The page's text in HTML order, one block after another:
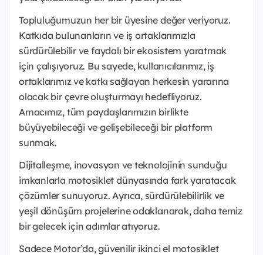
Topluluğumuzun her bir üyesine değer veriyoruz.
Katkıda bulunanların ve iş ortaklarımızla
sürdürülebilir ve faydalı bir ekosistem yaratmak
için çalışıyoruz. Bu sayede, kullanıcılarımız, iş
ortaklarımız ve katkı sağlayan herkesin yararına
olacak bir çevre oluşturmayı hedefliyoruz.
Amacımız, tüm paydaşlarımızın birlikte
büyüyebileceği ve gelişebileceği bir platform
sunmak.
Dijitalleşme, inovasyon ve teknolojinin sunduğu
imkanlarla motosiklet dünyasında fark yaratacak
çözümler sunuyoruz. Ayrıca, sürdürülebilirlik ve
yeşil dönüşüm projelerine odaklanarak, daha temiz
bir gelecek için adımlar atıyoruz.
Sadece Motor’da, güvenilir ikinci el motosiklet